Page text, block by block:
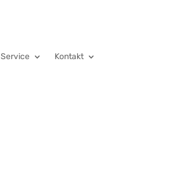
Service
Kontakt